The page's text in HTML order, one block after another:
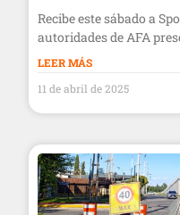
Recibe este sábado a
autoridades de AFA
LEER MÁS
11 de abril de 2025